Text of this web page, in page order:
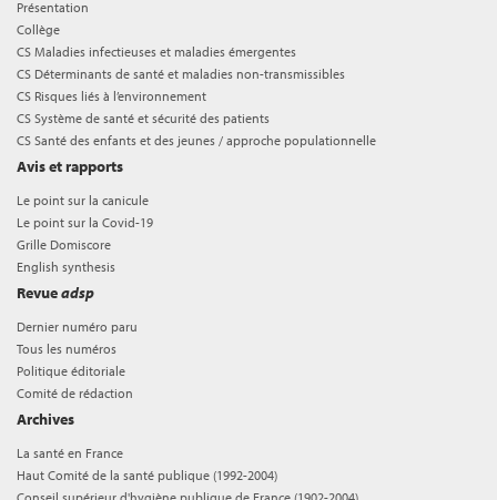
Présentation
Collège
CS Maladies infectieuses et maladies émergentes
CS Déterminants de santé et maladies non-transmissibles
CS Risques liés à l’environnement
CS Système de santé et sécurité des patients
CS Santé des enfants et des jeunes / approche populationnelle
Avis et rapports
Le point sur la canicule
Le point sur la Covid-19
Grille Domiscore
English synthesis
Revueadsp
Dernier numéro paru
Tous les numéros
Politique éditoriale
Comité de rédaction
Archives
La santé en France
Haut Comité de la santé publique (1992-2004)